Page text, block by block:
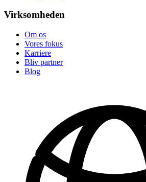
Virksomheden
Om os
Vores fokus
Karriere
Bliv partner
Blog